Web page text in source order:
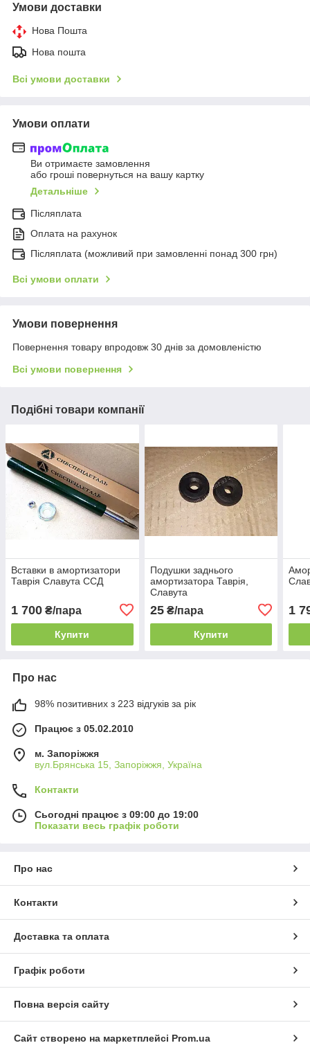
Умови доставки
Нова Пошта
Нова пошта
Всі умови доставки
Умови оплати
Ви отримаєте замовлення
або гроші повернуться на вашу картку
Детальніше
Післяплата
Оплата на рахунок
Післяплата (можливий при замовленні понад 300 грн)
Всі умови оплати
Умови повернення
Повернення товару впродовж 30 днів за домовленістю
Всі умови повернення
Подібні товари компанії
Вставки в амортизатори
Таврія Славута ССД
1 700 ₴/пара
Купити
Подушки заднього
амортизатора Таврія,
Славута
25₴/пара
Купити
1
Про нас
98% позитивних з 223 відгуків за рік
Працює з 05.02.2010
м. Запоріжжя
вул.Брянська 15, Запоріжжя, Україна
Контакти
Сьогодні працює з 09:00 до 19:00
Показати весь графік роботи
Про нас
Контакти
Доставка та оплата
Графік роботи
Повна версія сайту
Сайт створено на маркетплейсі Prom.ua